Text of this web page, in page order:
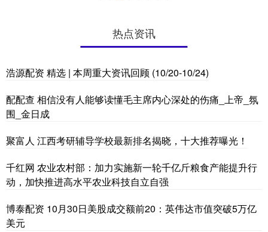
热点资讯
浩源配资 精选 | 本周重大资讯回顾 (10/20-10/24)
配配查 相信没有人能够读懂毛主席内心深处的伤痛_上帝_氛
围_金日成
聚富人 江西考研辅导学校最新排名揭晓，十大推荐曝光！
千红网 农业农村部：加力实施新一轮千亿斤粮食产能提升行
动，加快推进高水平农业科技自立自强
博泰配资 10月30日美股成交额前20：英伟达市值突破5万亿
美元